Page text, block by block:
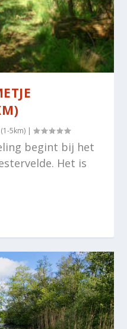
5km) |
begint bij het
Het is